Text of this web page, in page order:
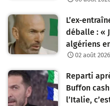
L’ex-
déballe : «
algériens
02 août
Reparti
Buffon
l’Italie,